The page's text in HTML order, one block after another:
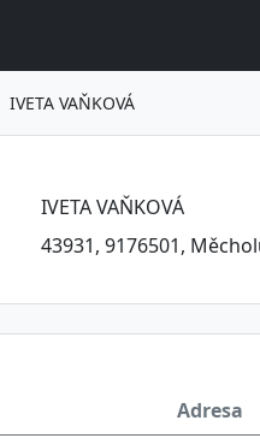
IVETA VAŇKOVÁ
IVETA VAŇKOVÁ
43931, 9176501,
Adresa